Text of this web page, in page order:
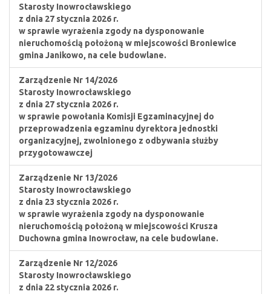
Starosty Inowrocławskiego
z dnia 27 stycznia 2026 r.
w sprawie wyrażenia zgody na dysponowanie
nieruchomością położoną w miejscowości Broniewice
gmina Janikowo, na cele budowlane.
Zarządzenie Nr 14/2026
Starosty Inowrocławskiego
z dnia 27 stycznia 2026 r.
w sprawie powołania Komisji Egzaminacyjnej do
przeprowadzenia egzaminu dyrektora jednostki
organizacyjnej, zwolnionego z odbywania służby
przygotowawczej
Zarządzenie Nr 13/2026
Starosty Inowrocławskiego
z dnia 23 stycznia 2026 r.
w sprawie wyrażenia zgody na dysponowanie
nieruchomością położoną w miejscowości Krusza
Duchowna gmina Inowrocław, na cele budowlane.
Zarządzenie Nr 12/2026
Starosty Inowrocławskiego
z dnia 22 stycznia 2026 r.